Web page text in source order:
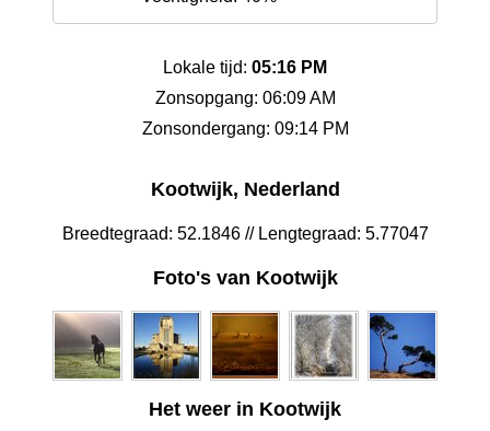
Lokale tijd: 05:16 PM
Zonsopgang: 06:09 AM
Zonsondergang: 09:14 PM
Kootwijk, Nederland
Breedtegraad: 52.1846 // Lengtegraad: 5.77047
Foto's van Kootwijk
Het weer in Kootwijk